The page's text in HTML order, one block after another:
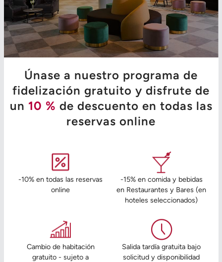
Únase a nuestro programa de
fidelización gratuito y disfrute de
un 10 % de descuento en todas las
reservas online
-10% en todas las reservas
online
-15% en comida y bebidas
en Restaurantes y Bares (en
hoteles seleccionados)
Cambio de habitación
gratuito - sujeto a
Salida tardía gratuita bajo
solicitud y disponibilidad